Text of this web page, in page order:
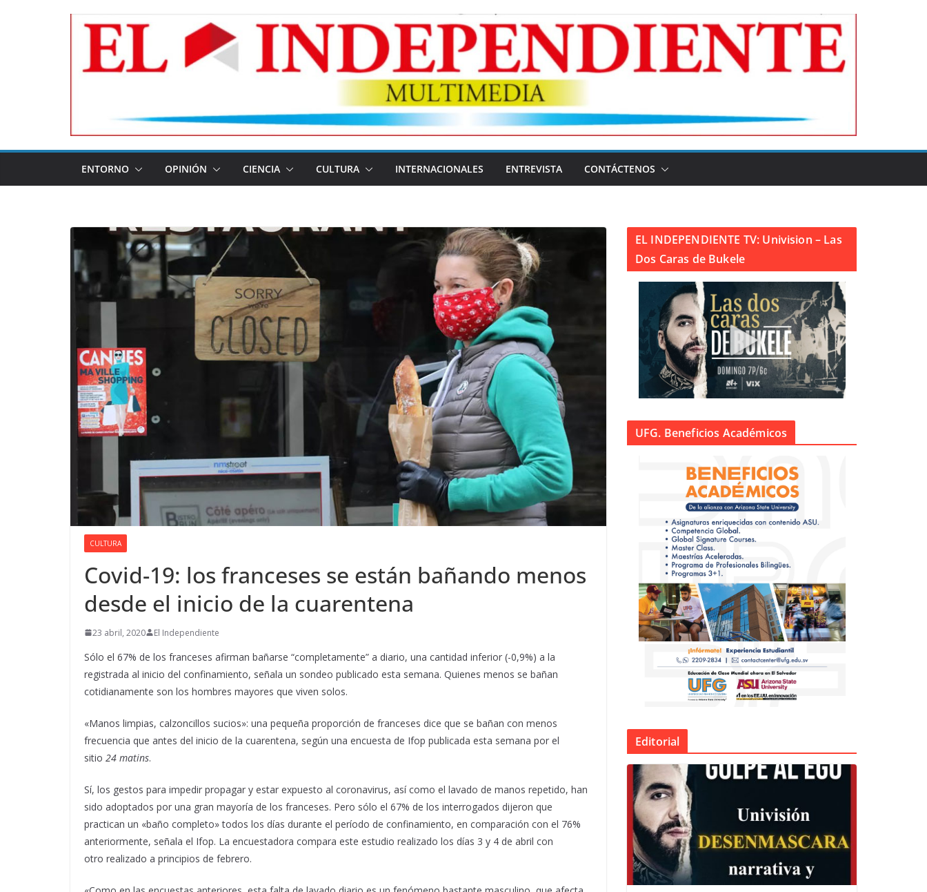
ENTORNO OPINIÓN CIENCIA CULTURA INTERNACIONALES ENTREVISTA CONTÁCTENOS
CULTURA
Covid-19: los franceses se están bañando menos
desde el inicio de la cuarentena
23 abril, 2020 El Independiente
Sólo el 67% de los franceses afirman bañarse “completamente” a diario, una cantidad inferior (-0,9%) a la
registrada al inicio del confinamiento, señala un sondeo publicado esta semana. Quienes menos se bañan
cotidianamente son los hombres mayores que viven solos.
«Manos limpias, calzoncillos sucios»: una pequeña proporción de franceses dice que se bañan con menos
frecuencia que antes del inicio de la cuarentena, según una encuesta de Ifop publicada esta semana por el
sitio 24 matins.
Sí, los gestos para impedir propagar y estar expuesto al coronavirus, así como el lavado de manos repetido, han
sido adoptados por una gran mayoría de los franceses. Pero sólo el 67% de los interrogados dijeron que
practican un «baño completo» todos los días durante el período de confinamiento, en comparación con el 76%
anteriormente, señala el Ifop. La encuestadora compara este estudio realizado los días 3 y 4 de abril con
otro realizado a principios de febrero.
EL INDEPENDIENTE TV: Univision – Las
Dos Caras de Bukele
UFG. Beneficios Académicos
Editorial